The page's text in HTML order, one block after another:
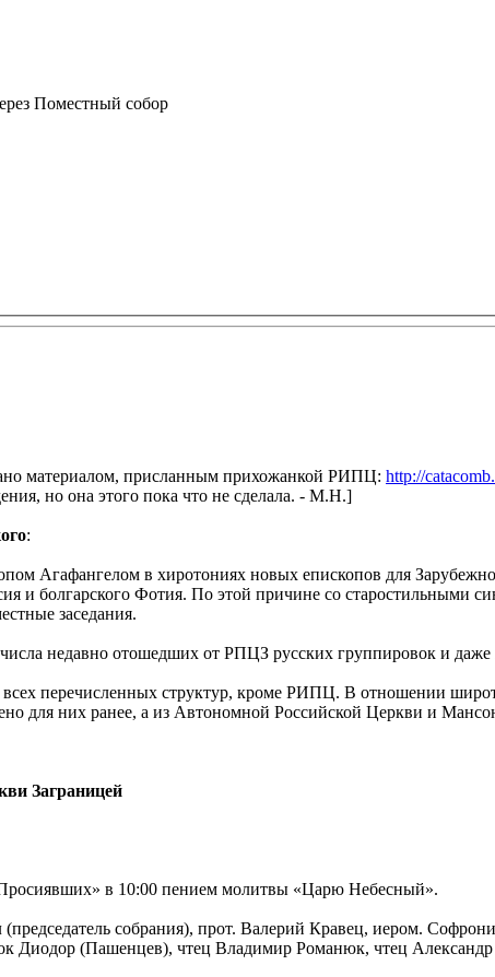
Поместный собор
материалом, присланным прихожанкой РИПЦ: http://
но она этого пока что не сделала. - М.Н.]
:
Агафангелом в хиротониях новых епископов для
и болгарского Фотия. По этой причине со старостильными
заседания.
недавно отошедших от РПЦЗ русских группировок и
перечисленных структур, кроме РИПЦ. В отношении
для них ранее, а из Автономной Российской Церкви и
Заграницей
в 10:00 пением молитвы «Царю Небесный».
собрания), прот. Валерий Кравец, иером.
Диодор (Пашенцев), чтец Владимир Романюк, чтец Александр